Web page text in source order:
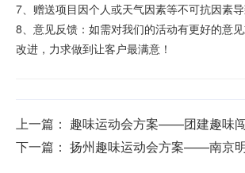
7、赠送项目因个人或天气因素等不可抗因素
8、意见反馈：如需对我们的活动有更好的意
改进，力求做到让客户最满意！
上一篇： 趣味运动会方案——团建趣味
下一篇： 扬州趣味运动会方案——南京